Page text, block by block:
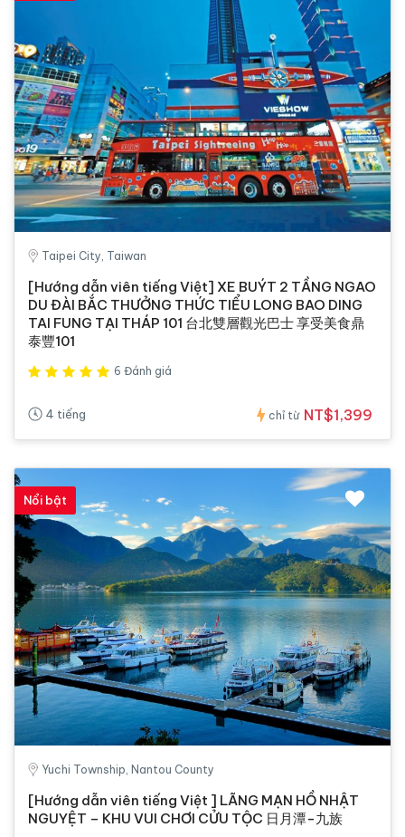
Taipei City, Taiwan
[Hướng dẫn viên tiếng Việt] XE BUÝT 2 TẦNG NGAO
DU ĐÀI BẮC THƯỞNG THỨC TIỂU LONG BAO DING
TAI FUNG TẠI THÁP 101 台北雙層觀光巴士 享受美食鼎
泰豐101
6 Đánh giá
4 tiếng chỉ từ NT$1,399
Nổi bật
Yuchi Township, Nantou County
[Hướng dẫn viên tiếng Việt ] LÃNG MẠN HỒ NHẬT
NGUYỆT – KHU VUI CHƠI CỬU TỘC 日月潭-九族